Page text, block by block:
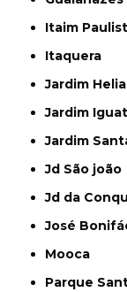
Itaim
Itaquera
Jardim
Jardim
Jardim
Jd São joão
Jd da
José
Mooca
Parque